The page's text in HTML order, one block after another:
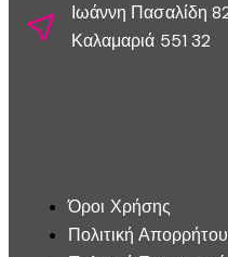
Ιωάννη Πασαλίδη
Καλαμαριά 551 32
Όροι Χρήσης
Πολιτική Απορρήτου